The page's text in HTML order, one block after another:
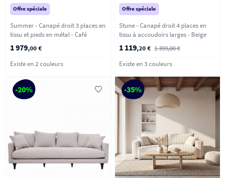
Offre spéciale
Summer - Canapé droit 3 places en
tissu et pieds en métal - Café
1 979,00 €
Existe en 2 couleurs
Offre spéciale
Stune - Canapé droit 4 places en
tissu à accoudoirs larges - Beige
1 119,20 € 1 399,00 €
Existe en 3 couleurs
-20% -35%